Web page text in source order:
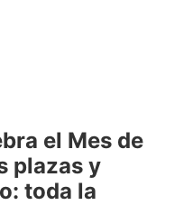
el Mes de
plazas y
toda la